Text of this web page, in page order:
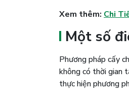
Xem thêm: Chi
Một số
Phương pháp cấy
không có thời gian
thực hiện phương